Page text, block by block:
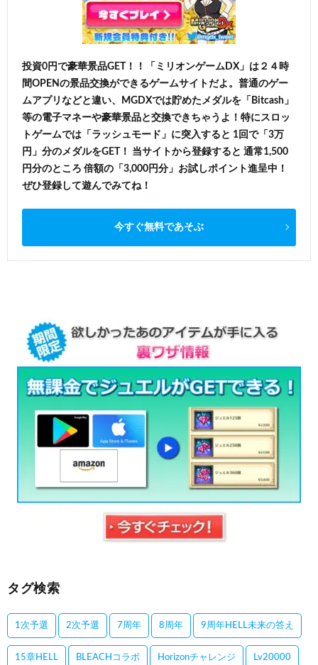
投資0円で豪華景品GET！！「ミリオンゲームDX」は２４時
間OPENの景品交換ができるゲームサイトだよ。普通のゲー
ムアプリなどと違い、MGDXでは貯めたメダルを「Bitcash」
等の電子マネーや豪華景品と交換できちゃうよ！特にスロッ
トゲームでは「ラッシュモード」に突入すると 1回で「3万
円」分のメダルをGET！ 当サイトから登録すると 通常1,500
円分のところ 倍額の「3,000円分」お試しポイント進呈中！
ぜひ登録して遊んでみてね！
今すぐ無料であそぶ
タグ検索
1次予選 2次予選 7周年 8周年 9周年HELL未来の答え
15章HELL BLEACHコラボ Horizonチャレンジ Lv20000